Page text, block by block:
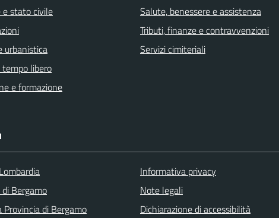
e stato civile
urbanistica
libero
e formazione
Salute, benessere e assistenza
Tributi, finanze e contravvenzioni
Servizi cimiteriali
Bergamo
Provincia di Bergamo
Informativa privacy
Note legali
Dichiarazione di accessibilità